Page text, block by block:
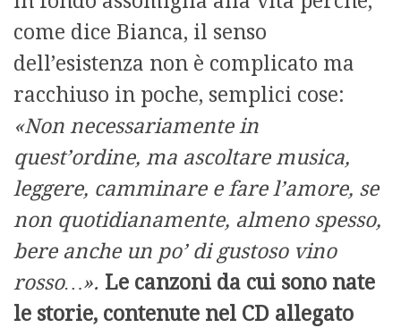
come dice Bianca, il senso
dell’esistenza non è complicato ma
racchiuso in poche, semplici cose:
«Non necessariamente in
quest’ordine, ma ascoltare musica,
leggere, camminare e fare l’amore, se
non quotidianamente, almeno spesso,
bere anche un po’ di gustoso vino
rosso…». Le canzoni da cui sono nate
le storie, contenute nel CD allegato